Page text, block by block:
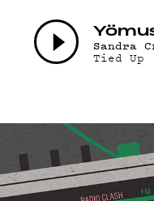
Sandra
Tied Up